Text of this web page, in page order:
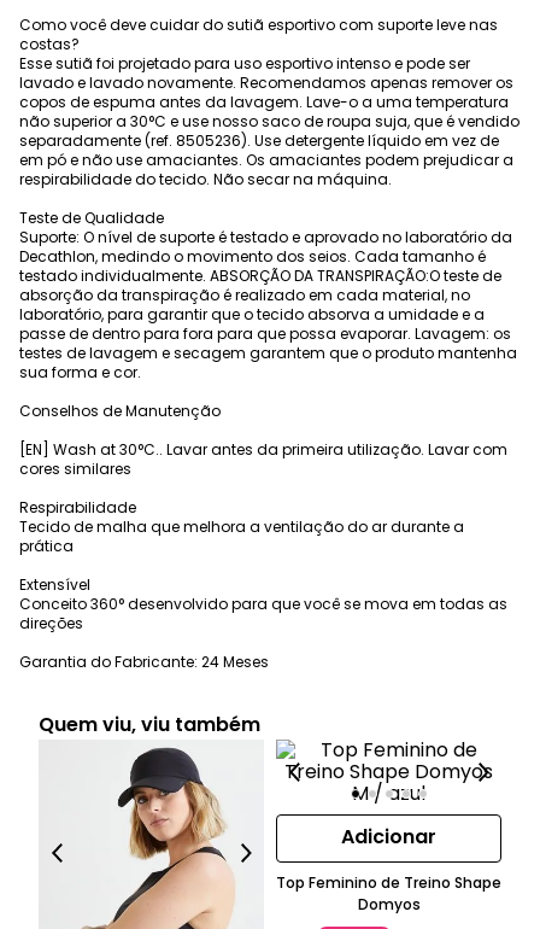
Como você deve cuidar do sutiã esportivo com suporte leve nas
costas?
Esse sutiã foi projetado para uso esportivo intenso e pode ser
lavado e lavado novamente. Recomendamos apenas remover os
copos de espuma antes da lavagem. Lave-o a uma temperatura
não superior a 30°C e use nosso saco de roupa suja, que é vendido
separadamente (ref. 8505236). Use detergente líquido em vez de
em pó e não use amaciantes. Os amaciantes podem prejudicar a
respirabilidade do tecido. Não secar na máquina.
Teste de Qualidade
Suporte: O nível de suporte é testado e aprovado no laboratório da
Decathlon, medindo o movimento dos seios. Cada tamanho é
testado individualmente. ABSORÇÃO DA TRANSPIRAÇÃO:O teste de
absorção da transpiração é realizado em cada material, no
laboratório, para garantir que o tecido absorva a umidade e a
passe de dentro para fora para que possa evaporar. Lavagem: os
testes de lavagem e secagem garantem que o produto mantenha
sua forma e cor.
Conselhos de Manutenção
[EN] Wash at 30°C.. Lavar antes da primeira utilização. Lavar com
cores similares
Respirabilidade
Tecido de malha que melhora a ventilação do ar durante a
prática
Extensível
Conceito 360° desenvolvido para que você se mova em todas as
direções
Garantia do Fabricante: 24 Meses
Quem viu, viu também
Adicionar
Top Feminino de Treino Shape
Domyos